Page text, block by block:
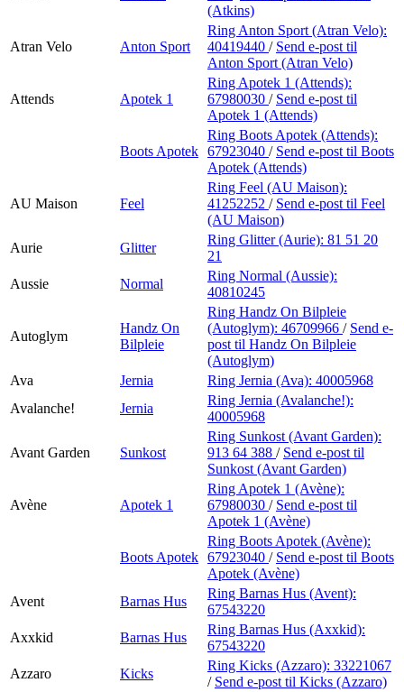
(Atkins)
Atran Velo Anton Sport
Ring Anton Sport (Atran Velo):
40419440 / Send e-post til
Anton Sport (Atran Velo)
Attends Apotek 1
Ring Apotek 1 (Attends):
67980030 / Send e-post til
Apotek 1 (Attends)
Boots Apotek
Ring Boots Apotek (Attends):
67923040 / Send e-post til Boots
Apotek (Attends)
AU Maison Feel
Ring Feel (AU Maison):
41252252 / Send e-post til Feel
(AU Maison)
Aurie
Glitter
Ring Glitter (Aurie): 81 51 20
21
Aussie
Normal
Ring Normal (Aussie):
40810245
Autoglym
Handz On
Bilpleie
Ring Handz On Bilpleie
(Autoglym): 46709966 / Send e-
post til Handz On Bilpleie
(Autoglym)
Ava
Jernia Ring Jernia (Ava): 40005968
Avalanche!
Jernia
Ring Jernia (Avalanche!):
40005968
Avant Garden Sunkost
Ring Sunkost (Avant Garden):
913 64 388 / Send e-post til
Sunkost (Avant Garden)
Avène Apotek 1
Ring Apotek 1 (Avène):
67980030 / Send e-post til
Apotek 1 (Avène)
Boots Apotek
Ring Boots Apotek (Avène):
67923040 / Send e-post til Boots
Apotek (Avène)
Avent
Barnas Hus
Ring Barnas Hus (Avent):
67543220
Axxkid
Barnas Hus
Ring Barnas Hus (Axxkid):
67543220
Azzaro
Kicks
Ring Kicks (Azzaro): 33221067
/ Send e-post til Kicks (Azzaro)